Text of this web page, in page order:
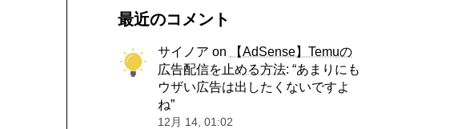
最近のコメント
サイノア on
【AdSense】Temuの
広告配信を止める方法: “あまりにも
ウザい広告は出したくないですよ
ね”
12月 14, 01:02